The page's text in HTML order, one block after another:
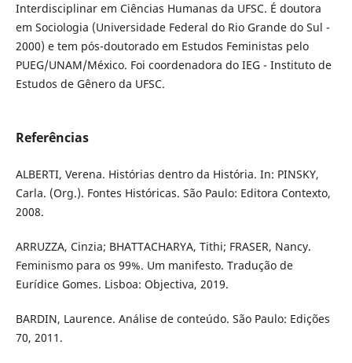
Interdisciplinar em Ciências Humanas da UFSC. É doutora
em Sociologia (Universidade Federal do Rio Grande do Sul -
2000) e tem pós-doutorado em Estudos Feministas pelo
PUEG/UNAM/México. Foi coordenadora do IEG - Instituto de
Estudos de Gênero da UFSC.
Referências
ALBERTI, Verena. Histórias dentro da História. In: PINSKY,
Carla. (Org.). Fontes Históricas. São Paulo: Editora Contexto,
2008.
ARRUZZA, Cinzia; BHATTACHARYA, Tithi; FRASER, Nancy.
Feminismo para os 99%. Um manifesto. Tradução de
Eurídice Gomes. Lisboa: Objectiva, 2019.
BARDIN, Laurence. Análise de conteúdo. São Paulo: Edições
70, 2011.